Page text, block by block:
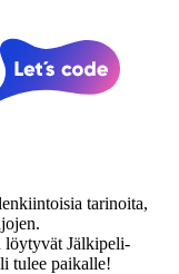
tarinoita,
löytyvät Jälkipeli-
tulee paikalle!